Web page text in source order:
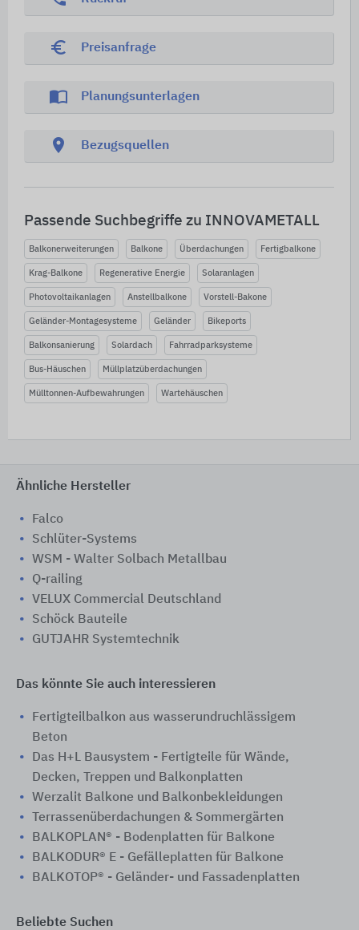
euro_symbol Preisanfrage
import_contacts Planungsunterlagen
location_on Bezugsquellen
Passende Suchbegriffe zu INNOVAMETALL
Balkonerweiterungen Balkone Überdachungen Fertigbalkone
Krag-Balkone Regenerative Energie Solaranlagen
Photovoltaikanlagen Anstellbalkone Vorstell-Bakone
Geländer-Montagesysteme Geländer Bikeports
Balkonsanierung Solardach Fahrradparksysteme
Bus-Häuschen Müllplatzüberdachungen
Mülltonnen-Aufbewahrungen Wartehäuschen
Ähnliche Hersteller
Falco
Schlüter-Systems
WSM - Walter Solbach Metallbau
Q-railing
VELUX Commercial Deutschland
Schöck Bauteile
GUTJAHR Systemtechnik
Das könnte Sie auch interessieren
Fertigteilbalkon aus wasserundruchlässigem
Beton
Das H+L Bausystem - Fertigteile für Wände,
Decken, Treppen und Balkonplatten
Werzalit Balkone und Balkonbekleidungen
Terrassenüberdachungen & Sommergärten
BALKOPLAN® - Bodenplatten für Balkone
BALKODUR® E - Gefälleplatten für Balkone
BALKOTOP® - Geländer- und Fassadenplatten
Beliebte Suchen